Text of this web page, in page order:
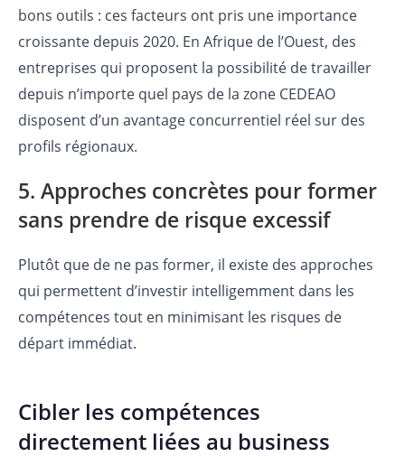
bons outils : ces facteurs ont pris une importance
croissante depuis 2020. En Afrique de l’Ouest, des
entreprises qui proposent la possibilité de travailler
depuis n’importe quel pays de la zone CEDEAO
disposent d’un avantage concurrentiel réel sur des
profils régionaux.
5. Approches concrètes pour former
sans prendre de risque excessif
Plutôt que de ne pas former, il existe des approches
qui permettent d’investir intelligemment dans les
compétences tout en minimisant les risques de
départ immédiat.
Cibler les compétences
directement liées au business